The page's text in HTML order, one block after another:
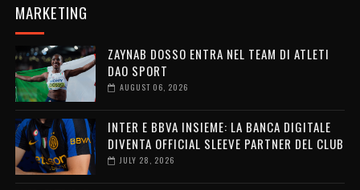
MARKETING
ZAYNAB DOSSO ENTRA NEL TEAM DI ATLETI
DAO SPORT
AUGUST 06, 2026
INTER E BBVA INSIEME: LA BANCA DIGITALE
DIVENTA OFFICIAL SLEEVE PARTNER DEL CLUB
JULY 28, 2026